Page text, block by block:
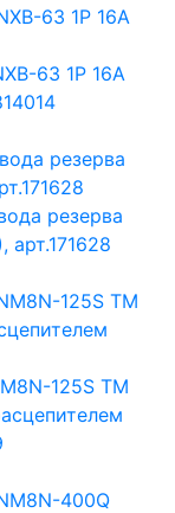
63 1P 16A
резерва
арт.171628
125S TM